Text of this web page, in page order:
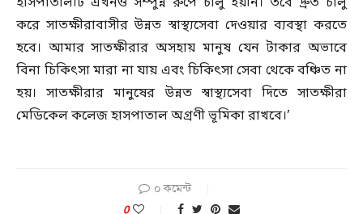
করে সাতক্ষীরাবাসীর উন্নত স্বাস্থ্যসেবা দেওয়ার ব্যবস্থা করতে
হবে। আমার সাতক্ষীরার অসহায় মানুষ যেন টাকার অভাবে
বিনা চিকিৎসা মারা না যায় এবং চিকিৎসা সেবা থেকে বঞ্চিত না
হয়। সাতক্ষীরার মানুষের উন্নত স্বাস্থ্যসেবা দিতে সাতক্ষীরা
মেডিকেল কলেজ হাসপাতাল অগ্রণী ভূমিকা রাখবে।’
০ কমেন্ট
0